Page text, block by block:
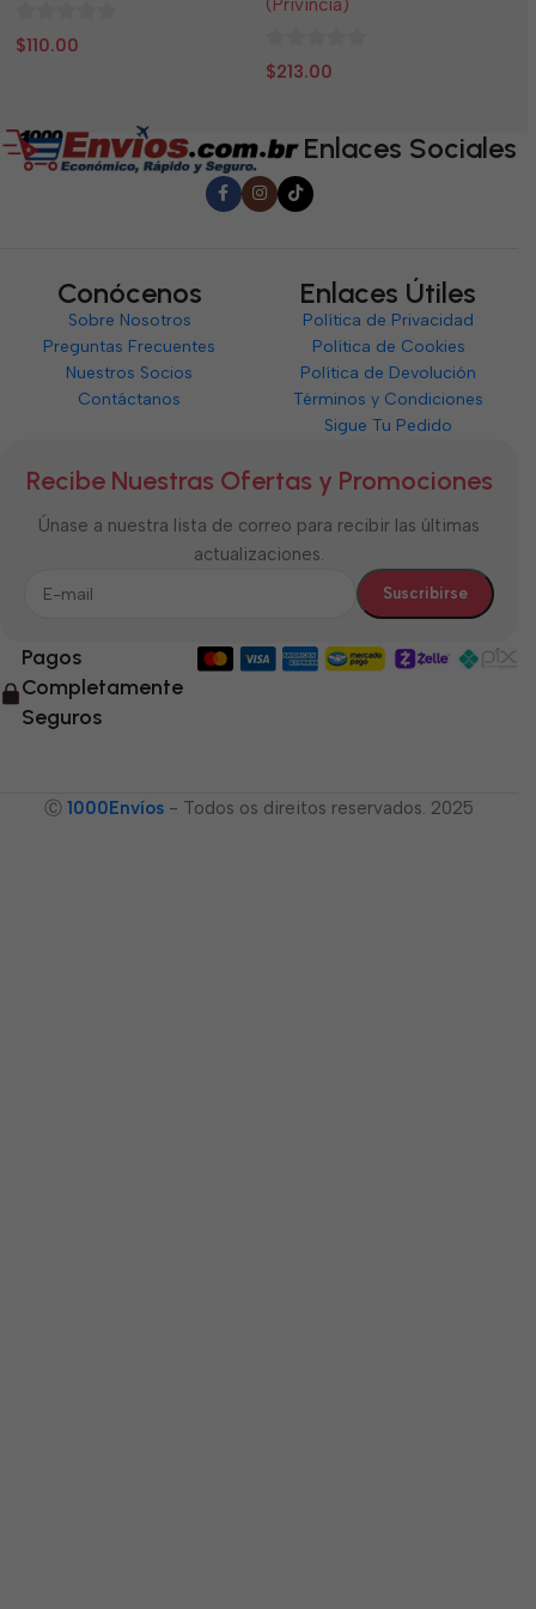
0
$110.00
(Privincia)
0
$213.00
Enlaces Sociales
Conócenos
Sobre Nosotros
Preguntas Frecuentes
Nuestros Socios
Contáctanos
Enlaces Útiles
Política de Privacidad
Política de Cookies
Política de Devolución
Términos y Condiciones
Sigue Tu Pedido
Recibe Nuestras Ofertas y Promociones
Únase a nuestra lista de correo para recibir las últimas
actualizaciones.
Pagos
Completamente
Seguros
Ⓒ 1000Envíos - Todos os direitos reservados. 2025